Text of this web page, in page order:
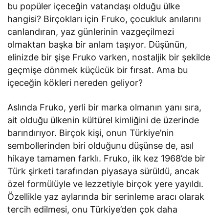
bu popüler içeceğin vatandaşı olduğu ülke
hangisi? Birçokları için Fruko, çocukluk anılarını
canlandıran, yaz günlerinin vazgeçilmezi
olmaktan başka bir anlam taşıyor. Düşünün,
elinizde bir şişe Fruko varken, nostaljik bir şekilde
geçmişe dönmek küçücük bir fırsat. Ama bu
içeceğin kökleri nereden geliyor?
Aslında Fruko, yerli bir marka olmanın yanı sıra,
ait olduğu ülkenin kültürel kimliğini de üzerinde
barındırıyor. Birçok kişi, onun Türkiye’nin
sembollerinden biri olduğunu düşünse de, asıl
hikaye tamamen farklı. Fruko, ilk kez 1968’de bir
Türk şirketi tarafından piyasaya sürüldü, ancak
özel formülüyle ve lezzetiyle birçok yere yayıldı.
Özellikle yaz aylarında bir serinleme aracı olarak
tercih edilmesi, onu Türkiye’den çok daha